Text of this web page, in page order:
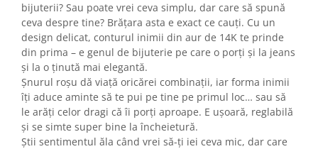
bijuterii? Sau poate vrei ceva simplu, dar care să spună
ceva despre tine? Brățara asta e exact ce cauți. Cu un
design delicat, conturul inimii din aur de 14K te prinde
din prima – e genul de bijuterie pe care o porți și la jeans
și la o ținută mai elegantă.
Șnurul roșu dă viață oricărei combinații, iar forma inimii
îți aduce aminte să te pui pe tine pe primul loc… sau să
le arăți celor dragi că îi porți aproape. E ușoară, reglabilă
și se simte super bine la încheietură.
Știi sentimentul ăla când vrei să-ți iei ceva mic, dar care